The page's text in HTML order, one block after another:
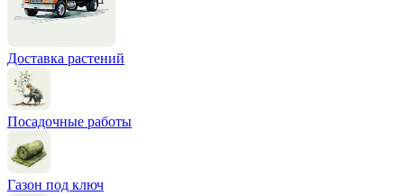
Доставка растений
Посадочные работы
Газон под ключ